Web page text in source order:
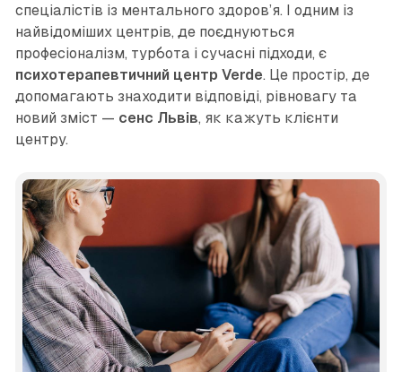
спеціалістів із ментального здоров’я. І одним із
найвідоміших центрів, де поєднуються
професіоналізм, турбота і сучасні підходи, є
психотерапевтичний центр Verde. Це простір, де
допомагають знаходити відповіді, рівновагу та
новий зміст — сенс Львів, як кажуть клієнти
центру.